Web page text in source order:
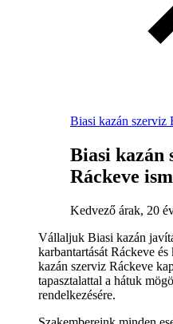
Biasi kazán szerviz
Biasi kazán
Ráckeve
Kedvező árak, 20
Vállaljuk Biasi kazán
karbantartását Ráckeve
kazán szerviz Ráckeve
tapasztalattal a hátuk
rendelkezésére.